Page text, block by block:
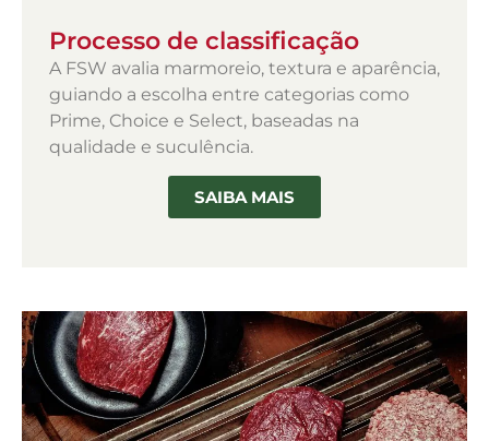
Processo de classificação
A FSW avalia marmoreio, textura e aparência,
guiando a escolha entre categorias como
Prime, Choice e Select, baseadas na
qualidade e suculência.
SAIBA MAIS